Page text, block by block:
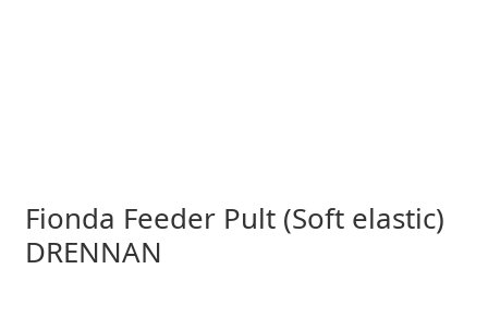
Fionda Feeder Pult (Soft elastic)
DRENNAN